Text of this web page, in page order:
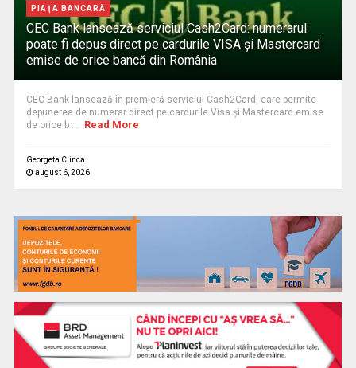
PIAŢA BANCARĂ
CEC Bank lansează serviciul Cash2Card: numerarul
poate fi depus direct pe cardurile VISA și Mastercard
emise de orice bancă din România
CEC Bank lansează în premieră serviciul Cash2Card, care permite
depunerea de numerar direct pe cardurile Visa și Mastercard emise
de orice b ...
Read More
Georgeta Clinca
august 6, 2026